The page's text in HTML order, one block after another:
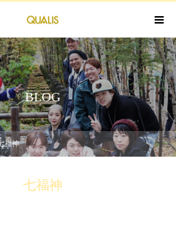
BLOG
福神
七福神